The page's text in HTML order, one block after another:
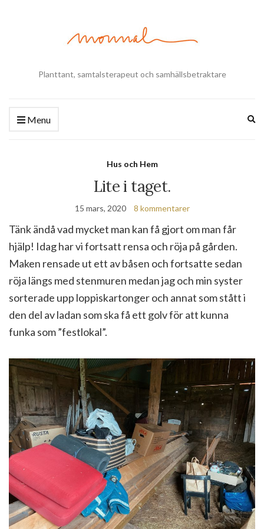
Planttant, samtalsterapeut och samhällsbetraktare
Menu
Hus och Hem
Lite i taget.
15 mars, 2020 8 kommentarer
Tänk ändå vad mycket man kan få gjort om man får
hjälp! Idag har vi fortsatt rensa och röja på gården.
Maken rensade ut ett av båsen och fortsatte sedan
röja längs med stenmuren medan jag och min syster
sorterade upp loppiskartonger och annat som stått i
den del av ladan som ska få ett golv för att kunna
funka som ”festlokal”.